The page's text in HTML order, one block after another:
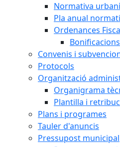
Normativa
Pla anual
Ordenances
Convenis i
Protocols
Organització
Organigrama
Plantilla i
Plans i programes
Tauler d'anuncis
Pressupost municipal